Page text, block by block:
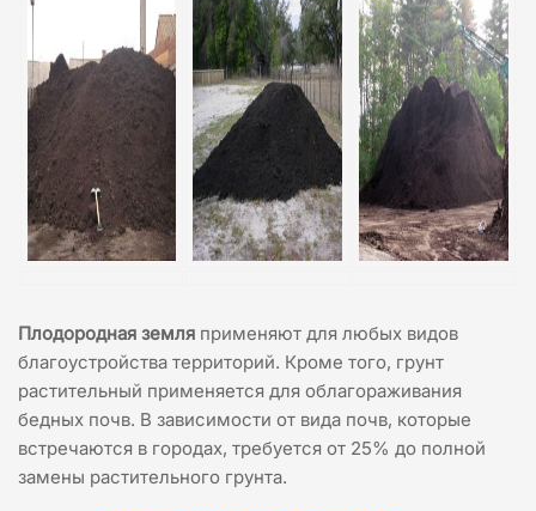
Плодородная земля применяют для любых видов
благоустройства территорий. Кроме того, грунт
растительный применяется для облагораживания
бедных почв. В зависимости от вида почв, которые
встречаются в городах, требуется от 25% до полной
замены растительного грунта.